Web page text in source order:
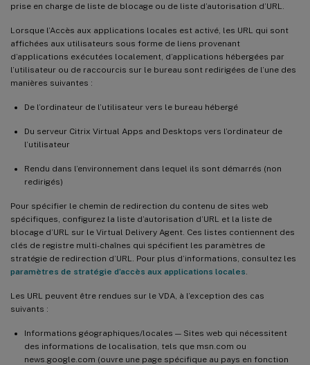
prise en charge de liste de blocage ou de liste d’autorisation d’URL.
Lorsque l’Accès aux applications locales est activé, les URL qui sont
affichées aux utilisateurs sous forme de liens provenant
d’applications exécutées localement, d’applications hébergées par
l’utilisateur ou de raccourcis sur le bureau sont redirigées de l’une des
manières suivantes :
De l’ordinateur de l’utilisateur vers le bureau hébergé
Du serveur Citrix Virtual Apps and Desktops vers l’ordinateur de
l’utilisateur
Rendu dans l’environnement dans lequel ils sont démarrés (non
redirigés)
Pour spécifier le chemin de redirection du contenu de sites web
spécifiques, configurez la liste d’autorisation d’URL et la liste de
blocage d’URL sur le Virtual Delivery Agent. Ces listes contiennent des
clés de registre multi-chaînes qui spécifient les paramètres de
stratégie de redirection d’URL. Pour plus d’informations, consultez les
paramètres de stratégie d’accès aux applications locales
Les URL peuvent être rendues sur le VDA, à l’exception des cas
suivants :
Informations géographiques/locales — Sites web qui nécessitent
des informations de localisation, tels que msn.com ou
news.google.com (ouvre une page spécifique au pays en fonction